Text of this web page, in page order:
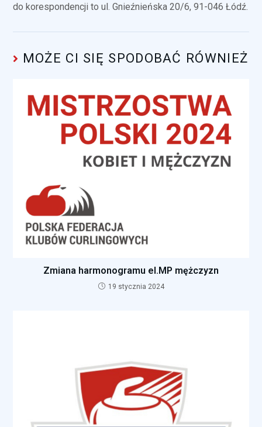
do korespondencji to ul. Gnieźnieńska 20/6, 91-046 Łódź.
MOŻE CI SIĘ SPODOBAĆ RÓWNIEŻ
Zmiana harmonogramu el.MP mężczyzn
19 stycznia 2024